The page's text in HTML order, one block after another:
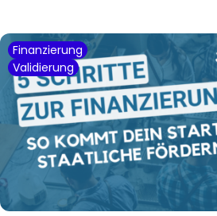
Finanzierung
Validierung